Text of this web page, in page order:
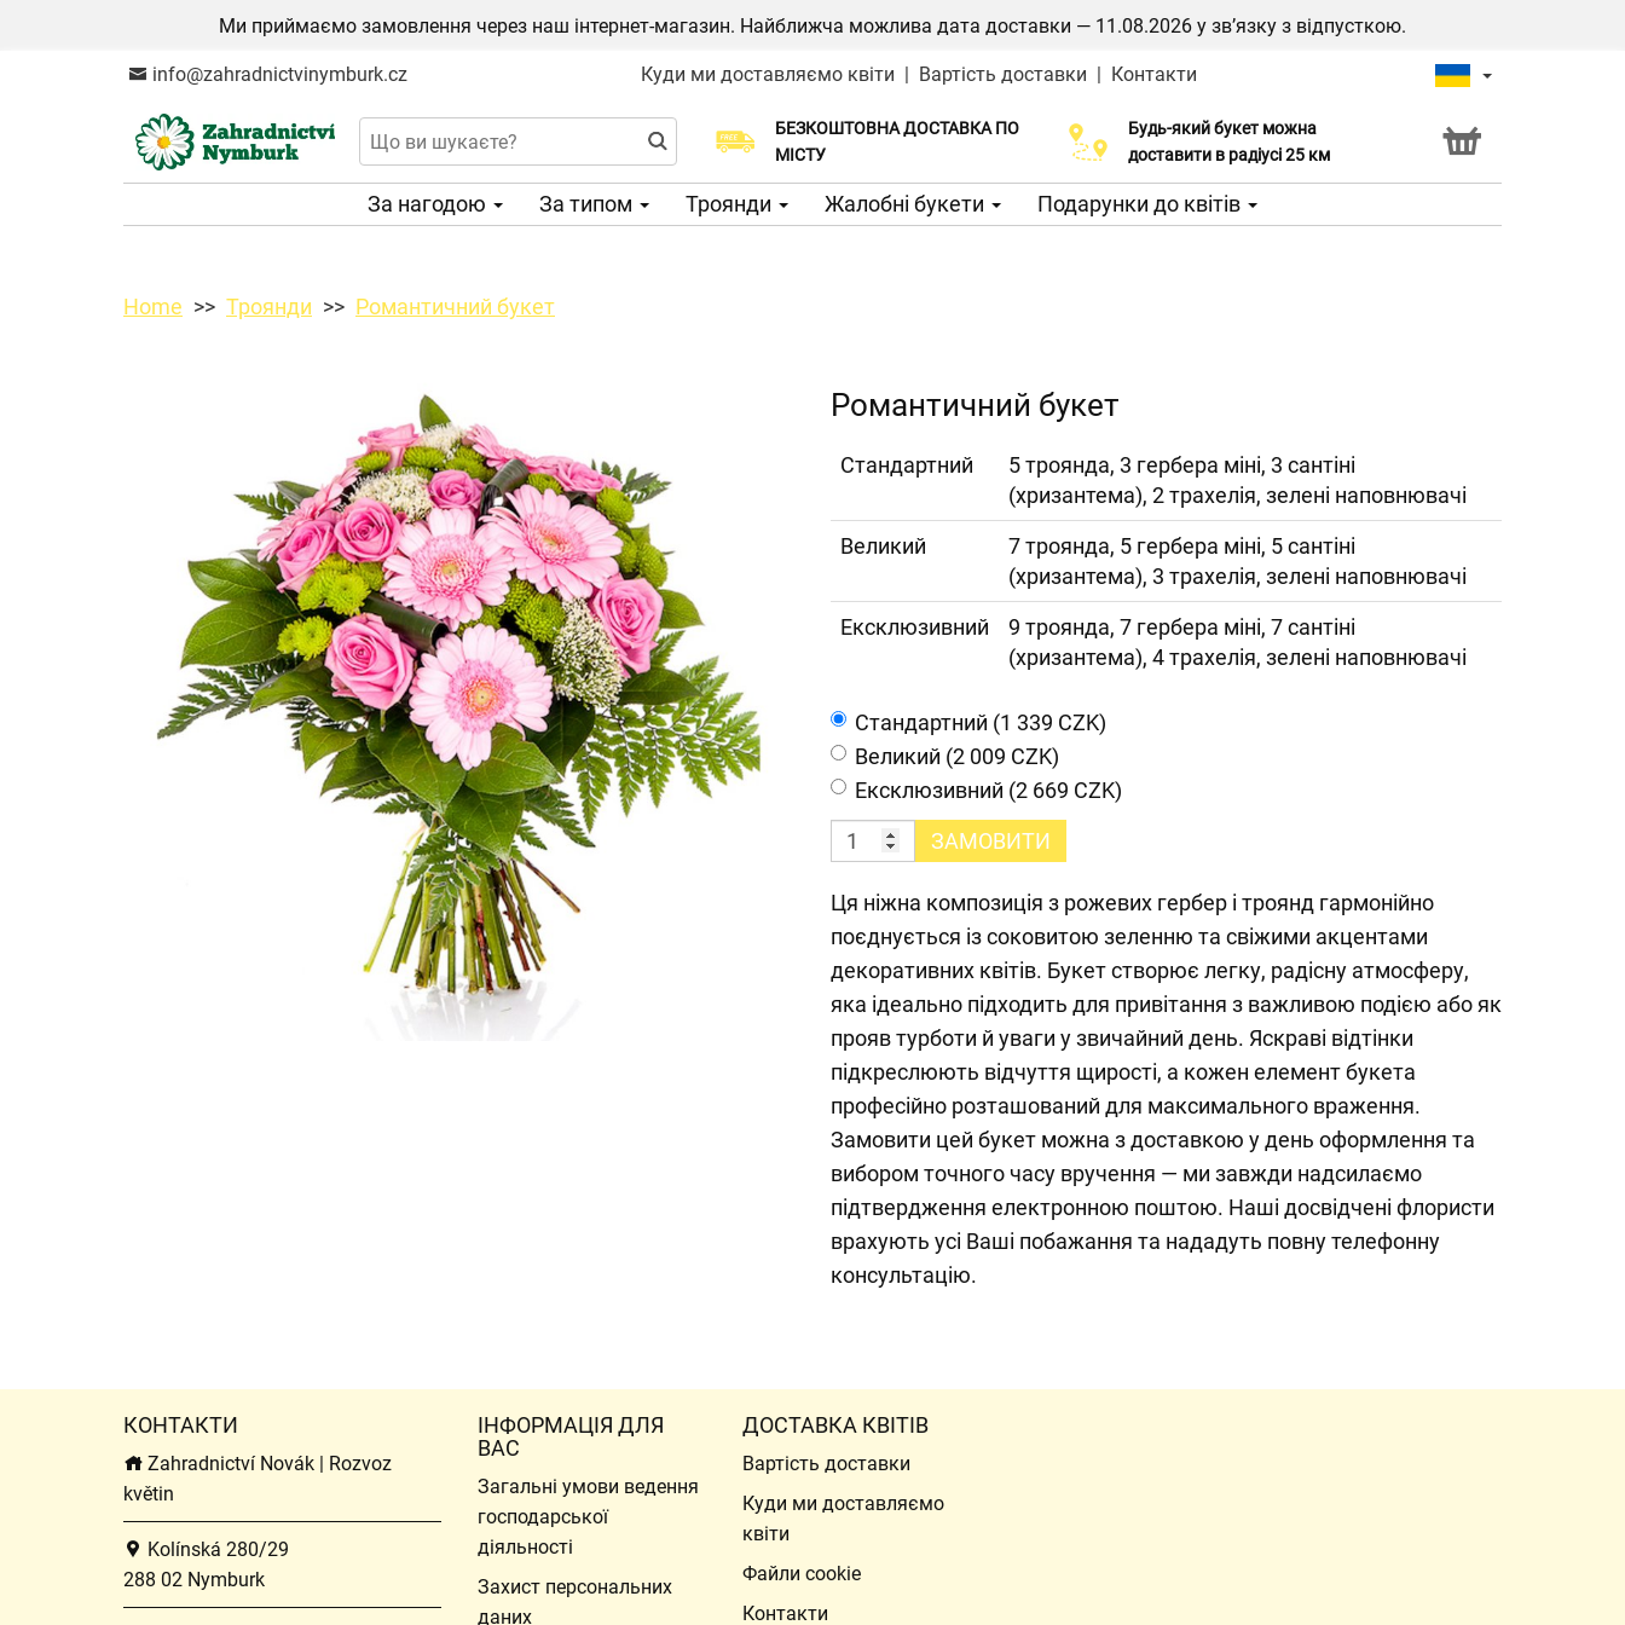
Ми приймаємо замовлення через наш інтернет-магазин. Найближча можлива дата доставки — 11.08.2026 у зв’язку з відпусткою.
info@zahradnictvinymburk.cz Куди ми доставляємо квіти | Вартість доставки | Контакти
БЕЗКОШТОВНА ДОСТАВКА ПО
МІСТУ
Виберіть дату доставки
Будь-який букет можна
доставити в радіусі 25 км
Послуга Click & Collect
За нагодою За типом Троянди Жалобні букети Подарунки до квітів
Home Троянди Романтичний букет
Романтичний букет
Cтандартний
5 троянда, 3 гербера міні, 3 сантіні
(хризантема), 2 трахелія, зелені наповнювачі
Великий
7 троянда, 5 гербера міні, 5 сантіні
(хризантема), 3 трахелія, зелені наповнювачі
Ексклюзивний
9 троянда, 7 гербера міні, 7 сантіні
(хризантема), 4 трахелія, зелені наповнювачі
Cтандартний (1 339 CZK)
Великий (2 009 CZK)
Ексклюзивний (2 669 CZK)
ЗАМОВИТИ
Ця ніжна композиція з рожевих гербер і троянд гармонійно
поєднується із соковитою зеленню та свіжими акцентами
декоративних квітів. Букет створює легку, радісну атмосферу,
яка ідеально підходить для привітання з важливою подією або як
прояв турботи й уваги у звичайний день. Яскраві відтінки
підкреслюють відчуття щирості, а кожен елемент букета
професійно розташований для максимального враження.
Замовити цей букет можна з доставкою у день оформлення та
вибором точного часу вручення — ми завжди надсилаємо
підтвердження електронною поштою. Наші досвідчені флористи
врахують усі Ваші побажання та нададуть повну телефонну
консультацію.
КОНТАКТИ
Zahradnictví Novák | Rozvoz
květin
Kolínská 280/29
288 02 Nymburk
ІНФОРМАЦІЯ ДЛЯ
ВАС
Загальні умови ведення
господарської
діяльності
Захист персональних
даних
ДОСТАВКА КВІТІВ
Вартість доставки
Куди ми доставляємо
квіти
Файли cookie
Контакти